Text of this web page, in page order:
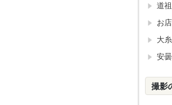
道
お
大
安
撮影